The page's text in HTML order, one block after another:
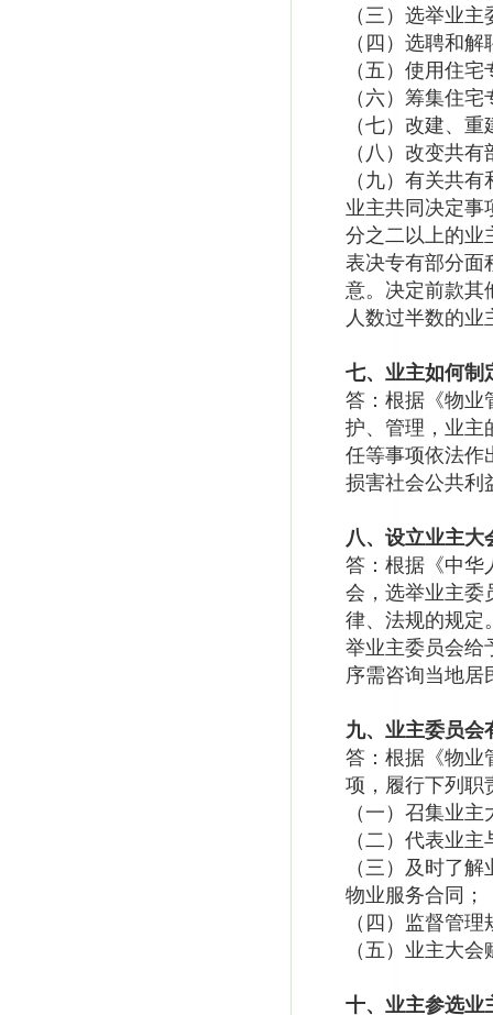
（三）选举业
（四）选聘和
（五）使用住
（六）筹集住
（七）改建、
（八）改变共
（九）有关共
业主共同决定事
分之二以上的业
表决专有部分面
意。决定前款其
人数过半数的业
七、业主如何制
答：根据《物业
护、管理，业主
任等事项依法作
损害社会公共利
八、设立业主大
答：根据《中华
会，选举业主委
律、法规的规定
举业主委员会给
序需咨询当地居
九、业主委员会
答：根据《物业
项，履行下列职
（一）召集业
（二）代表业
（三）及时了
物业服务合同；
（四）监督管
（五）业主大
十、业主参选业